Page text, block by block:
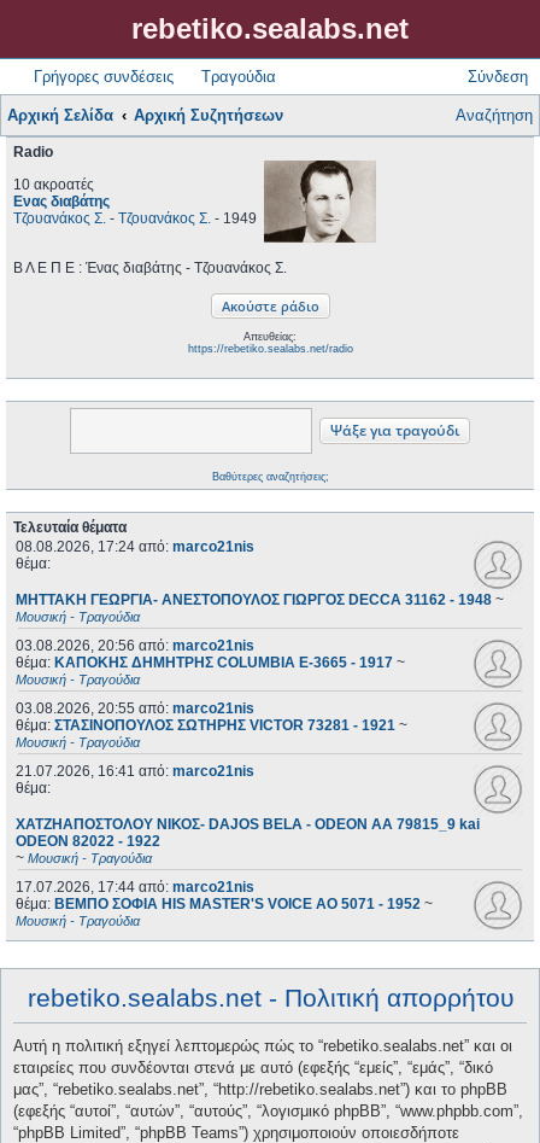
rebetiko.sealabs.net
Γρήγορες συνδέσεις Τραγούδια Σύνδεση
Αρχική Σελίδα Αρχική Συζητήσεων Αναζήτηση
Radio
10 ακροατές
Ενας διαβάτης
Τζουανάκος Σ. - Τζουανάκος Σ. - 1949
Β Λ Ε Π Ε : Ένας διαβάτης - Τζουανάκος Σ.
Απευθείας:
https://rebetiko.sealabs.net/radio
Βαθύτερες αναζητήσεις;
Τελευταία θέματα
08.08.2026, 17:24 από: marco21nis
θέμα:
ΜΗΤΤΑΚΗ ΓΕΩΡΓΙΑ- ΑΝΕΣΤΟΠΟΥΛΟΣ ΓΙΩΡΓΟΣ DECCA 31162 - 1948 ~
Μουσική - Τραγούδια
03.08.2026, 20:56 από: marco21nis
θέμα: ΚΑΠΟΚΗΣ ΔΗΜΗΤΡΗΣ COLUMBIA E-3665 - 1917 ~
Μουσική - Τραγούδια
03.08.2026, 20:55 από: marco21nis
θέμα: ΣΤΑΣΙΝΟΠΟΥΛΟΣ ΣΩΤΗΡΗΣ VICTOR 73281 - 1921 ~
Μουσική - Τραγούδια
21.07.2026, 16:41 από: marco21nis
θέμα:
ΧΑΤΖΗΑΠΟΣΤΟΛΟΥ ΝΙΚΟΣ- DAJOS BELA - ODEON AA 79815_9 kai
ODEON 82022 - 1922
~ Μουσική - Τραγούδια
17.07.2026, 17:44 από: marco21nis
θέμα: ΒΕΜΠΟ ΣΟΦΙΑ HIS MASTER'S VOICE AO 5071 - 1952 ~
Μουσική - Τραγούδια
rebetiko.sealabs.net - Πολιτική απορρήτου
Αυτή η πολιτική εξηγεί λεπτομερώς πώς το “rebetiko.sealabs.net” και οι
εταιρείες που συνδέονται στενά με αυτό (εφεξής “εμείς”, “εμάς”, “δικό
μας”, “rebetiko.sealabs.net”, “http://rebetiko.sealabs.net”) και το phpBB
(εφεξής “αυτοί”, “αυτών”, “αυτούς”, “λογισμικό phpBB”, “www.phpbb.com”,
“phpBB Limited”, “phpBB Teams”) χρησιμοποιούν οποιεσδήποτε